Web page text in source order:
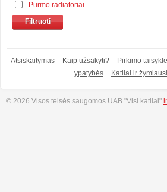
Purmo radiatoriai
Filtruoti
Atsiskaitymas Kaip užsakyti? Pirkimo
ypatybės
Katilai ir
© 2026 Visos teisės saugomos UAB "Visi katilai"